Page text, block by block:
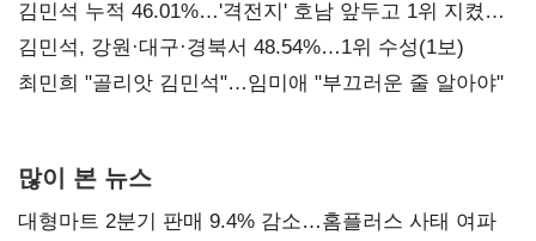
김민석 누적 46.01%…'격전지' 호남 앞두고 1위 지켰다
(2보)
김민석, 강원·대구·경북서 48.54%…1위 수성(1보)
최민희 "골리앗 김민석"…임미애 "부끄러운 줄 알아야"
많이 본 뉴스
대형마트 2분기 판매 9.4% 감소…홈플러스 사태 여파